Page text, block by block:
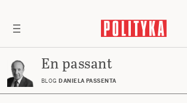
En passant
BLOG DANIELA PASSENTA